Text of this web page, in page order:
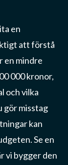
en
att förstå
en mindre
000 kronor,
och vilka
gör misstag
kan
Se en
vi bygger den